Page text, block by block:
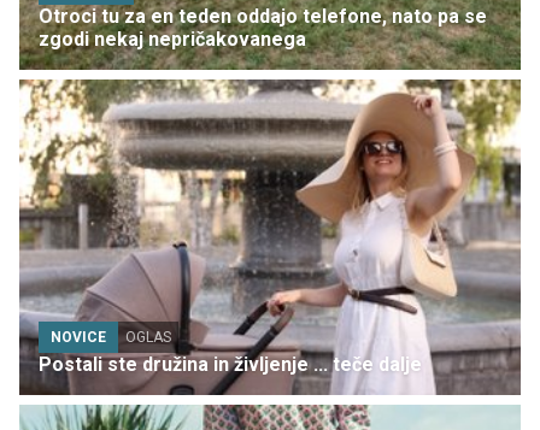
Otroci tu za en teden oddajo telefone, nato pa se
zgodi nekaj nepričakovanega
NOVICE OGLAS
Postali ste družina in življenje ... teče dalje